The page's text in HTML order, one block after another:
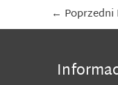
Post
navigation
←